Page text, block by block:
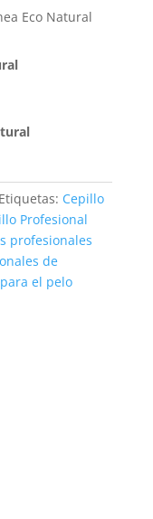
Eco Natural
Etiquetas: Cepillo
Profesional
profesionales
de
el pelo